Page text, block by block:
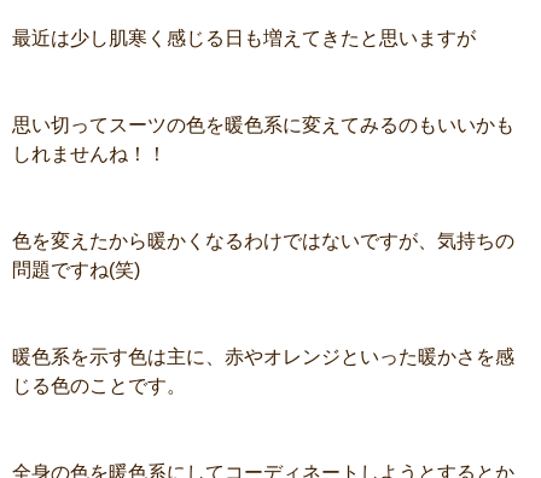
最近は少し肌寒く感じる日も増えてきたと思いますが
思い切ってスーツの色を暖色系に変えてみるのもいいかも
しれませんね！！
色を変えたから暖かくなるわけではないですが、気持ちの
問題ですね(笑)
暖色系を示す色は主に、赤やオレンジといった暖かさを感
じる色のことです。
全身の色を暖色系にしてコーディネートしようとするとか